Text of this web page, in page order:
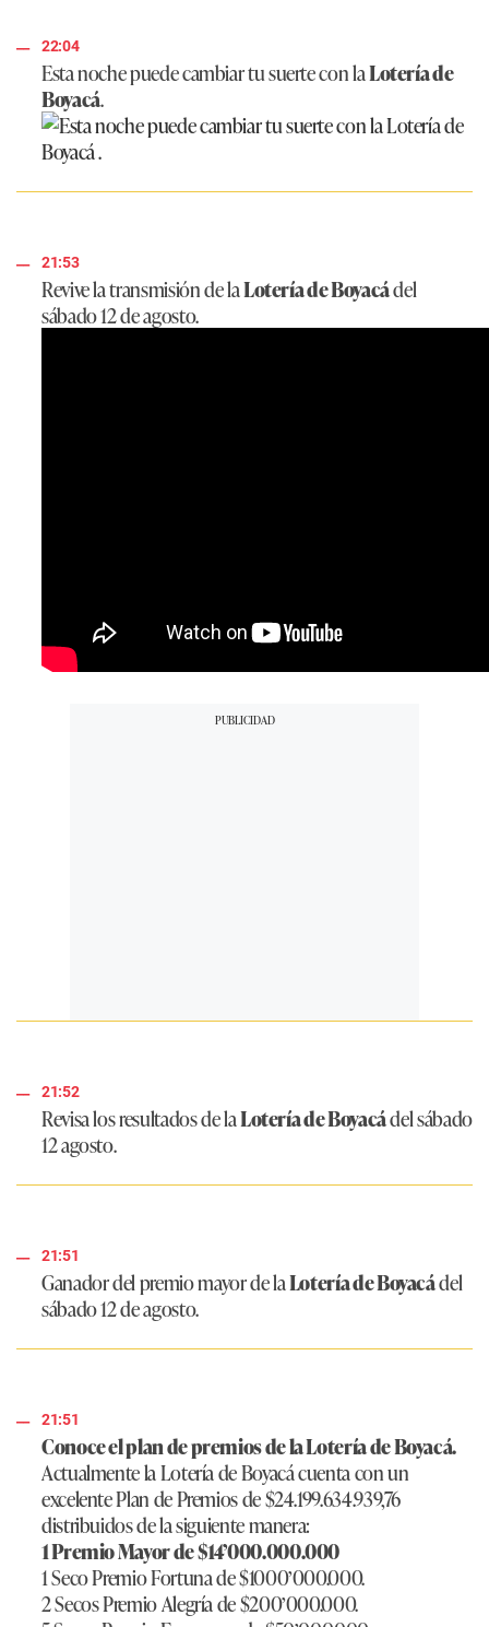
22:04
Esta noche puede cambiar tu suerte con laLotería de
Boyacá.
21:53
Revive la transmisión de laLotería de Boyacádel
sábado 12 de agosto.
21:52
Revisa los resultados de laLotería de Boyacádel sábado
12 agosto.
21:51
Ganador del premio mayor de laLotería de Boyacádel
sábado 12 de agosto.
21:51
Conoce el plan de premios de la Lotería de Boyacá.
Actualmente la Lotería de Boyacá cuenta con un
excelente Plan de Premios de $24.199.634.939,76
distribuidos de la siguiente manera:
1 Premio Mayor de $14’000.000.000
1 Seco Premio Fortuna de $1000’000.000.
2 Secos Premio Alegría de $200’000.000.